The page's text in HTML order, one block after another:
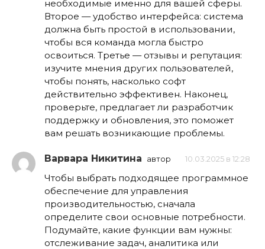
необходимые именно для вашей сферы.
Второе — удобство интерфейса: система
должна быть простой в использовании,
чтобы вся команда могла быстро
освоиться. Третье — отзывы и репутация:
изучите мнения других пользователей,
чтобы понять, насколько софт
действительно эффективен. Наконец,
проверьте, предлагает ли разработчик
поддержку и обновления, это поможет
вам решать возникающие проблемы.
Варвара Никитина автор 10.03.2025 в 12:28
Чтобы выбрать подходящее программное
обеспечение для управления
производительностью, сначала
определите свои основные потребности.
Подумайте, какие функции вам нужны:
отслеживание задач, аналитика или